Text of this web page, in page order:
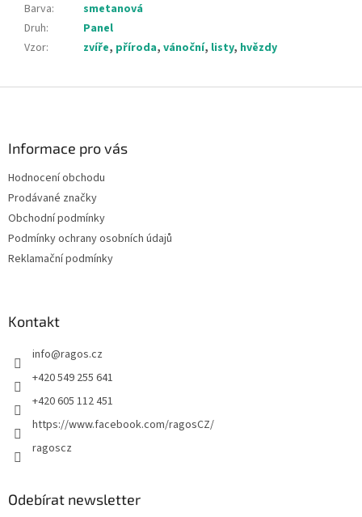
Barva:
smetanová
Druh:
Panel
Vzor: zvíře, příroda, vánoční, listy, hvězdy
Informace pro vás
Hodnocení obchodu
Prodávané značky
Obchodní podmínky
Podmínky ochrany osobních údajů
Reklamační podmínky
Kontakt
info@ragos.cz
+420 549 255 641
+420 605 112 451
https://www.facebook.com/ragosCZ/
ragoscz
Odebírat newsletter